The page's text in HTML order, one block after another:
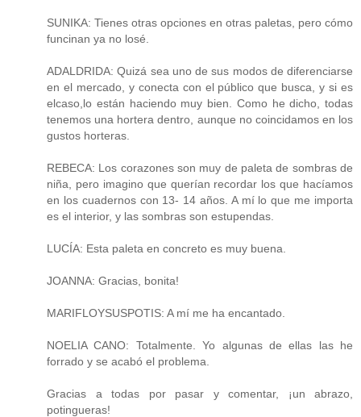
SUNIKA: Tienes otras opciones en otras paletas, pero cómo
funcinan ya no losé.
ADALDRIDA: Quizá sea uno de sus modos de diferenciarse
en el mercado, y conecta con el público que busca, y si es
elcaso,lo están haciendo muy bien. Como he dicho, todas
tenemos una hortera dentro, aunque no coincidamos en los
gustos horteras.
REBECA: Los corazones son muy de paleta de sombras de
niña, pero imagino que querían recordar los que hacíamos
en los cuadernos con 13- 14 años. A mí lo que me importa
es el interior, y las sombras son estupendas.
LUCÍA: Esta paleta en concreto es muy buena.
JOANNA: Gracias, bonita!
MARIFLOYSUSPOTIS: A mí me ha encantado.
NOELIA CANO: Totalmente. Yo algunas de ellas las he
forrado y se acabó el problema.
Gracias a todas por pasar y comentar, ¡un abrazo,
potingueras!